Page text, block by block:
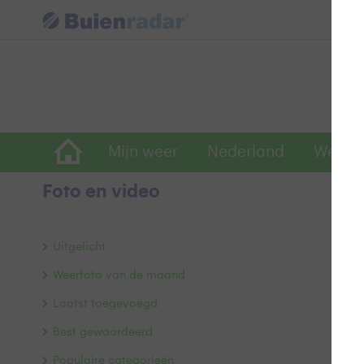
Mijn weer Nederland
Foto en video
Uitgelicht
Weerfoto van de maand
Laatst toegevoegd
Best gewaardeerd
Populaire categorieën